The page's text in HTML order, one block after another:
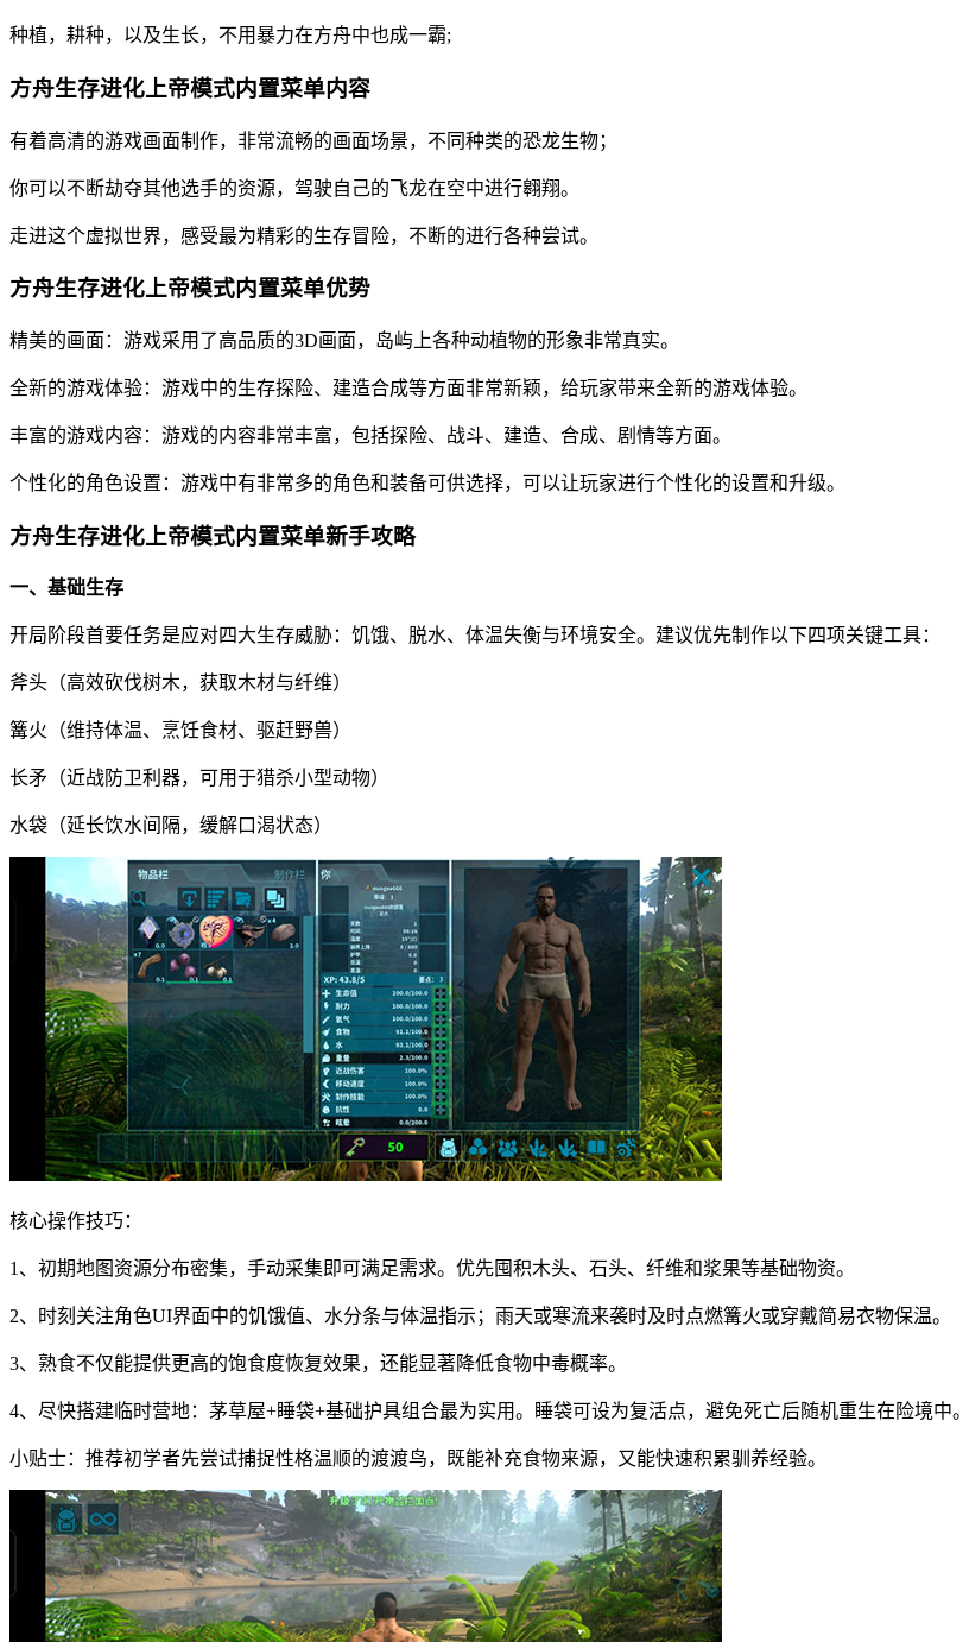
种植，耕种，以及生长，不用暴力在方舟中也成一霸;
方舟生存进化上帝模式内置菜单内容
有着高清的游戏画面制作，非常流畅的画面场景，不同种类的恐龙生物；
你可以不断劫夺其他选手的资源，驾驶自己的飞龙在空中进行翱翔。
走进这个虚拟世界，感受最为精彩的生存冒险，不断的进行各种尝试。
方舟生存进化上帝模式内置菜单优势
精美的画面：游戏采用了高品质的3D画面，岛屿上各种动植物的形象非常真实。
全新的游戏体验：游戏中的生存探险、建造合成等方面非常新颖，给玩家带来全新的游戏体验。
丰富的游戏内容：游戏的内容非常丰富，包括探险、战斗、建造、合成、剧情等方面。
个性化的角色设置：游戏中有非常多的角色和装备可供选择，可以让玩家进行个性化的设置和升级。
方舟生存进化上帝模式内置菜单新手攻略
一、基础生存
开局阶段首要任务是应对四大生存威胁：饥饿、脱水、体温失衡与环境安全。建议优先制作以下四项关键工具：
斧头（高效砍伐树木，获取木材与纤维）
篝火（维持体温、烹饪食材、驱赶野兽）
长矛（近战防卫利器，可用于猎杀小型动物）
水袋（延长饮水间隔，缓解口渴状态）
核心操作技巧：
1、初期地图资源分布密集，手动采集即可满足需求。优先囤积木头、石头、纤维和浆果等基础物资。
2、时刻关注角色UI界面中的饥饿值、水分条与体温指示；雨天或寒流来袭时及时点燃篝火或穿戴简易衣物保温。
3、熟食不仅能提供更高的饱食度恢复效果，还能显著降低食物中毒概率。
4、尽快搭建临时营地：茅草屋+睡袋+基础护具组合最为实用。睡袋可设为复活点，避免死亡后随机重生在险境中。
小贴士：推荐初学者先尝试捕捉性格温顺的渡渡鸟，既能补充食物来源，又能快速积累驯养经验。